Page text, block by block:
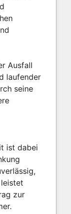
Ausfall
laufender
seine
ist dabei
zur